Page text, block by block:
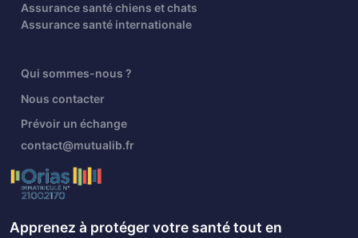
Assurance santé chiens et chats
Assurance santé internationale
Qui sommes-nous ?
Nous contacter
Prévoir un échange
contact@mutualib.fr
Apprenez à protéger votre santé tout en